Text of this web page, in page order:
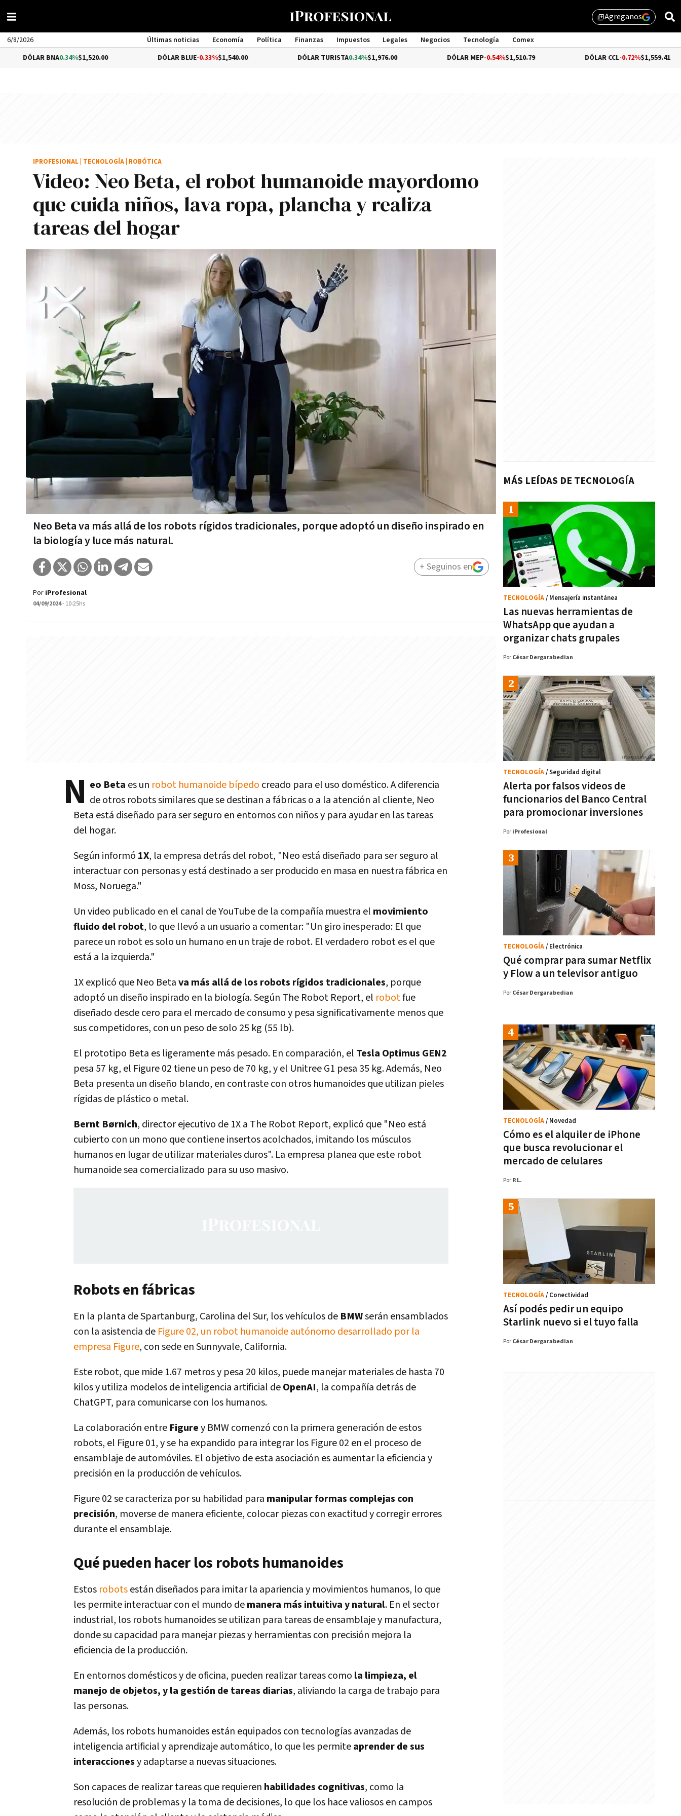
library_addAgreganos
6/8/2026 Últimas noticias Economía Política Finanzas Impuestos Legales Negocios Tecnología
Comex
Management
0.34%$1,520.00 DÓLAR BLUE-0.33%$1,540.00 DÓLAR TURISTA0.34%$1,976.00 DÓLAR MEP-0.54% $1,510.79 -0.72%$1,559.41
Video: Neo Beta, el robot humanoide mayordomo
que cuida niños, lava ropa, plancha y realiza
tareas del hogar
Neo Beta va más allá de los robots rígidos tradicionales, porque adoptó un diseño inspirado en
la biología y luce más natural.
IPROFESIONAL TECNOLOGÍA ROBÓTICA
Por iProfesional
04/09/2024- 10:25hs
+ Seguinos en
N eo Beta es un robot humanoide bípedo creado para el uso doméstico. A diferencia
de otros robots similares que se destinan a fábricas o a la atención al cliente, Neo
Beta está diseñado para ser seguro en entornos con niños y para ayudar en las tareas
del hogar.
Según informó 1X, la empresa detrás del robot, "Neo está diseñado para ser seguro al
interactuar con personas y está destinado a ser producido en masa en nuestra fábrica en
Moss, Noruega."
Un video publicado en el canal de YouTube de la compañía muestra el movimiento
fluido del robot, lo que llevó a un usuario a comentar: "Un giro inesperado: El que
parece un robot es solo un humano en un traje de robot. El verdadero robot es el que
está a la izquierda."
1X explicó que Neo Betava más allá de los robots rígidos tradicionales, porque
adoptó un diseño inspirado en la biología. Según The Robot Report, el robotfue
diseñado desde cero para el mercado de consumo y pesa significativamente menos que
sus competidores, con un peso de solo 25 kg (55 lb).
El prototipo Beta es ligeramente más pesado. En comparación, el Tesla Optimus GEN2
pesa 57 kg, el Figure 02 tiene un peso de 70 kg, y el Unitree G1 pesa 35 kg. Además, Neo
Beta presenta un diseño blando, en contraste con otros humanoides que utilizan pieles
rígidas de plástico o metal.
Bernt Børnich, director ejecutivo de 1X a The Robot Report, explicó que "Neo está
cubierto con un mono que contiene insertos acolchados, imitando los músculos
humanos en lugar de utilizar materiales duros". La empresa planea que este robot
humanoide sea comercializado para su uso masivo.
Robots en fábricas
En la planta de Spartanburg, Carolina del Sur, los vehículos de BMWserán ensamblados
con la asistencia de Figure 02, un robot humanoide autónomo desarrollado por la
empresa Figure, con sede en Sunnyvale, California.
Este robot, que mide 1.67 metros y pesa 20 kilos, puede manejar materiales de hasta 70
kilos y utiliza modelos de inteligencia artificial deOpenAI, la compañía detrás de
ChatGPT, para comunicarse con los humanos.
La colaboración entre Figurey BMW comenzó con la primera generación de estos
robots, el Figure 01, y se ha expandido para integrar los Figure 02 en el proceso de
ensamblaje de automóviles. El objetivo de esta asociación es aumentar la eficiencia y
precisión en la producción de vehículos.
Figure 02 se caracteriza por su habilidad para manipular formas complejas con
precisión, moverse de manera eficiente, colocar piezas con exactitud y corregir errores
durante el ensamblaje.
Qué pueden hacer los robots humanoides
Estos robotsestán diseñados para imitar la apariencia y movimientos humanos, lo que
les permite interactuar con el mundo demanera más intuitiva y natural. En el sector
industrial, los robots humanoides se utilizan para tareas de ensamblaje y manufactura,
donde su capacidad para manejar piezas y herramientas con precisión mejora la
eficiencia de la producción.
En entornos domésticos y de oficina, pueden realizar tareas como la limpieza, el
manejo de objetos, y la gestión de tareas diarias, aliviando la carga de trabajo para
las personas.
Además, los robots humanoides están equipados con tecnologías avanzadas de
inteligencia artificial y aprendizaje automático, lo que les permiteaprender de sus
interaccionesy adaptarse a nuevas situaciones.
Son capaces de realizar tareas que requieren habilidades cognitivas, como la
resolución de problemas y la toma de decisiones, lo que los hace valiosos en campos
MÁS LEÍDAS DE TECNOLOGÍA
Las nuevas herramientas de
WhatsApp que ayudan a
organizar chats grupales
TECNOLOGÍA/ Mensajería instantánea
Por César Dergarabedian
Alerta por falsos videos de
funcionarios del Banco Central
para promocionar inversiones
TECNOLOGÍA/ Seguridad digital
Por iProfesional
Qué comprar para sumar Netflix
y Flow a un televisor antiguo
TECNOLOGÍA/ Electrónica
Por César Dergarabedian
Cómo es el alquiler de iPhone
que busca revolucionar el
mercado de celulares
TECNOLOGÍA/ Novedad
Por P.L.
Así podés pedir un equipo
Starlink nuevo si el tuyo falla
TECNOLOGÍA/ Conectividad
Por César Dergarabedian